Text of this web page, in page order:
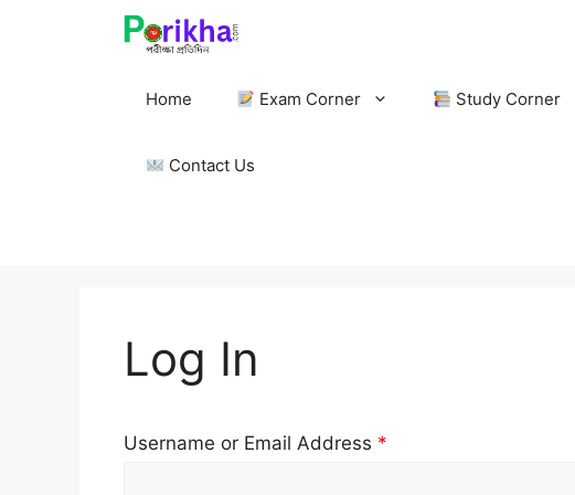
Home Exam Corner Study Corner
Contact Us
Log In
Username or Email Address *